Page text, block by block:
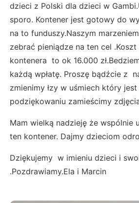
dzieci z Polski dla dzieci w
sporo. Kontener jest gotowy do
na to funduszy.Naszym
zebrać pieniądze na ten cel .Koszt
kontenera to ok 16.000
każdą wpłatę. Proszę bądźcie z
zmienimy łzy w uśmiech który jest
podziękowaniu zamieścimy
Mam wielką nadzieję że wspólnie
ten kontener. Dajmy dzieciom
Dziękujemy w imieniu dzieci i
.Pozdrawiamy.Ela i Marcin